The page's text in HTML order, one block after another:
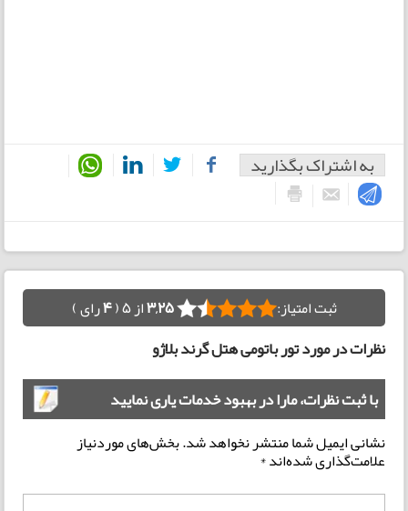
به اشتراک بگذارید
ثبت امتیاز: 3,25از 5 ( 4رای )
نظرات در مورد تور باتومی هتل گرند بلاژو
با ثبت نظرات، مارا در بهبود خدمات یاری نمایید
نشانی ایمیل شما منتشر نخواهد شد.بخش‌های موردنیاز
علامت‌گذاری شده‌اند*